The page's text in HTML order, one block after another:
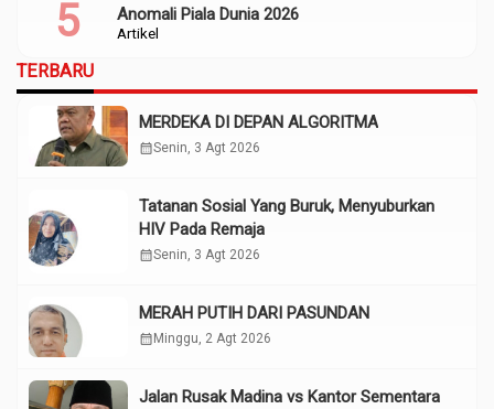
Artikel
Anomali Piala Dunia 2026
TERBARU
MERDEKA DI DEPAN ALGORITMA
calendar_monthSenin, 3 Agt 2026
Tatanan Sosial Yang Buruk, Menyuburkan
HIV Pada Remaja
calendar_monthSenin, 3 Agt 2026
MERAH PUTIH DARI PASUNDAN
calendar_month Minggu, 2 Agt 2026
Jalan Rusak Madina vs Kantor Sementara